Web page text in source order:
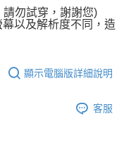
勿試穿，謝謝您)
以及解析度不同，造
顯示電腦版詳細說明
客服